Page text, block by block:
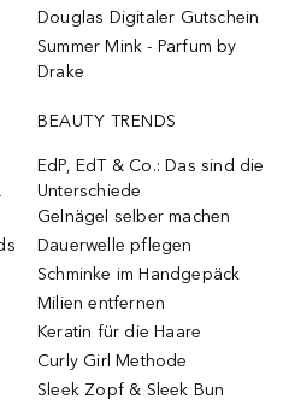
Douglas Digitaler Gutschein
Summer Mink - Parfum by
Drake
BEAUTY TRENDS
EdP, EdT & Co.: Das sind die
Unterschiede
Gelnägel selber machen
Dauerwelle pflegen
Schminke im Handgepäck
Milien entfernen
Keratin für die Haare
Curly Girl Methode
Sleek Zopf & Sleek Bun